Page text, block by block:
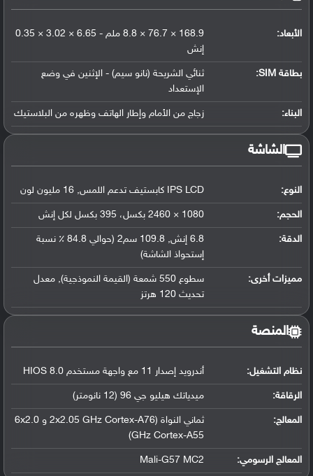
الأبعاد:
168.9 × 76.7 × 8.8 ملم - 6.65 × 3.02 × 0.35
إنش
بطاقة SIM:
ثنائي الشريحة (نانو سيم) - الإثنين في وضع
الإستعداد
البناء: زجاج من الأمام وإطار الهاتف وظهره من البلاستيك
الشاشة
النوع: IPS LCD كابستيف تدعم اللمس, 16 مليون لون
الحجم: 1080 × 2460 بكسل، 395 بكسل لكل إنش
الدقة:
6.8 إنش, 109.8 سم2 (حوالي 84.8 ٪ نسبة
إستحواذ الشاشة)
مميزات أخرى:
سطوع 550 شمعة (القيمة النموذجية), معدل
تحديث 120 هرتز
المنصة
نظام التشغيل: أندرويد إصدار 11 مع واجهة مستخدم HIOS 8.0
الرقاقة: ميدياتك هيليو جي 96 (12 نانومتر)
المعالج:
ثماني النواة (2x2.05 GHz Cortex-A76 و 6x2.0
GHz Cortex-A55)
المعالج الرسومي:
Mali-G57 MC2